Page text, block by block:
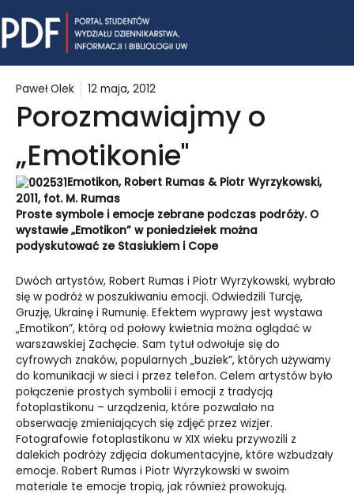
to
content
Paweł Olek 12 maja, 2012
Porozmawiajmy o
„Emotikonie"
Emotikon, Robert Rumas & Piotr Wyrzykowski,
2011, fot. M. Rumas
Proste symbole i emocje zebrane podczas podróży. O
wystawie „Emotikon” w poniedziełek można
podyskutować ze Stasiukiem i Cope
Dwóch artystów, Robert Rumas i Piotr Wyrzykowski, wybrało
się w podróż w poszukiwaniu emocji. Odwiedzili Turcję,
Gruzję, Ukrainę i Rumunię. Efektem wyprawy jest wystawa
„Emotikon”, którą od połowy kwietnia można oglądać w
warszawskiej Zachęcie. Sam tytuł odwołuje się do
cyfrowych znaków, popularnych „buziek”, których używamy
do komunikacji w sieci i przez telefon. Celem artystów było
połączenie prostych symbolii i emocji z tradycją
fotoplastikonu – urządzenia, które pozwalało na
obserwację zmieniających się zdjęć przez wizjer.
Fotografowie fotoplastikonu w XIX wieku przywozili z
dalekich podróży zdjęcia dokumentacyjne, które wzbudzały
emocje. Robert Rumas i Piotr Wyrzykowski w swoim
materiale te emocje tropią, jak również prowokują.